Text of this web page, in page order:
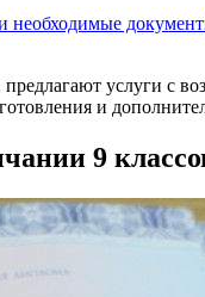
необходимые
услуги с
и
9